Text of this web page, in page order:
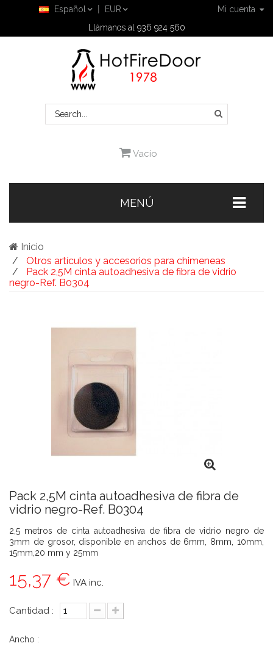
Mi cuenta
Español
EUR
Llámanos al 936 924 560
Vacío
MENÚ
Inicio
Otros artículos y accesorios para chimeneas
Pack 2,5M cinta autoadhesiva de fibra de vidrio
negro-Ref. B0304
Pack 2,5M cinta autoadhesiva de fibra de
vidrio negro-Ref. B0304
2,5 metros de cinta autoadhesiva de fibra de vidrio negro de
3mm de grosor, disponible en anchos de 6mm, 8mm, 10mm,
15mm,20 mm y 25mm
15,37 € IVA inc.
Cantidad :
Ancho :